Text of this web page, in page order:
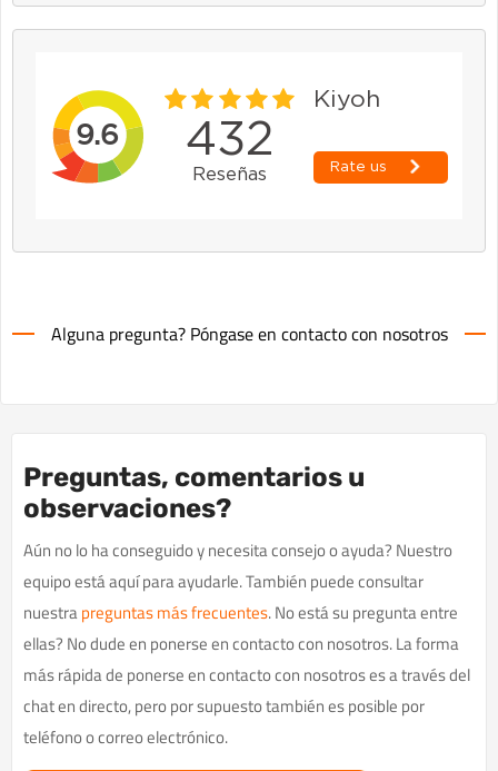
Alguna pregunta? Póngase en contacto con nosotros
Preguntas, comentarios u
observaciones?
Aún no lo ha conseguido y necesita consejo o ayuda? Nuestro
equipo está aquí para ayudarle. También puede consultar
nuestrapreguntas más frecuentes. No está su pregunta entre
ellas? No dude en ponerse en contacto con nosotros. La forma
más rápida de ponerse en contacto con nosotros es a través del
chat en directo, pero por supuesto también es posible por
teléfono o correo electrónico.